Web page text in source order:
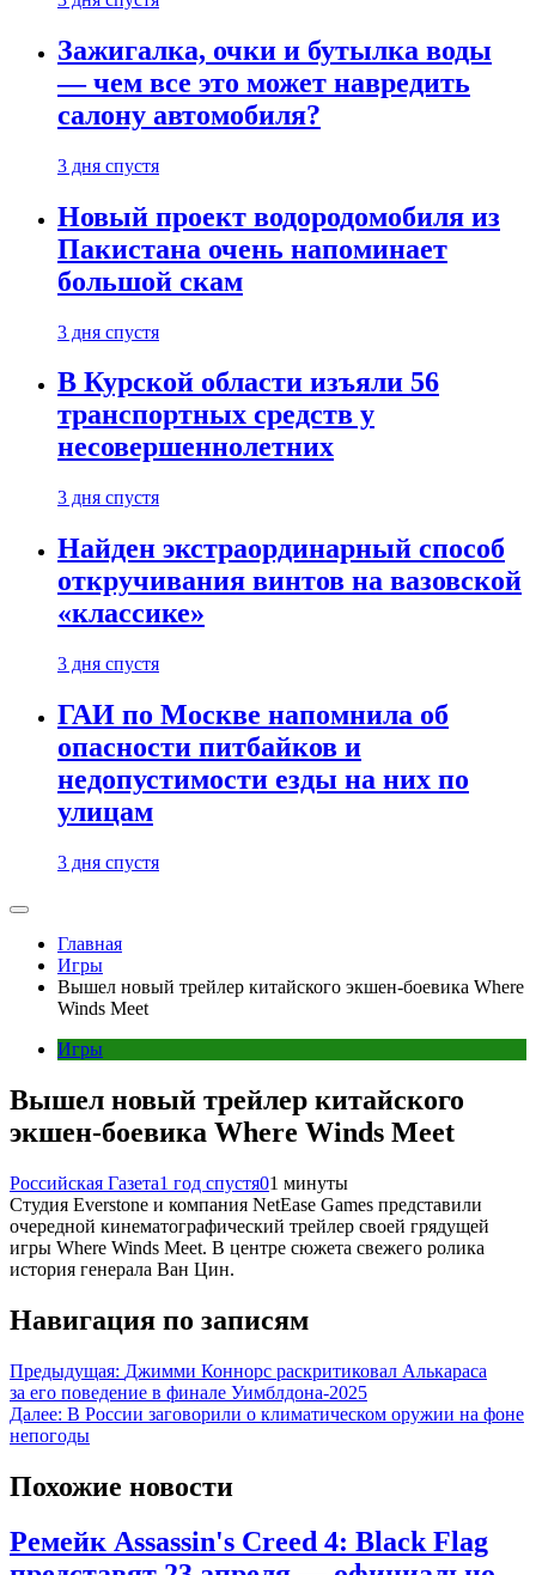
Зажигалка, очки и бутылка воды
— чем все это может навредить
салону автомобиля?
3 дня спустя
Новый проект водородомобиля из
Пакистана очень напоминает
большой скам
3 дня спустя
В Курской области изъяли 56
транспортных средств у
несовершеннолетних
3 дня спустя
Найден экстраординарный способ
откручивания винтов на вазовской
«классике»
3 дня спустя
ГАИ по Москве напомнила об
опасности питбайков и
недопустимости езды на них по
улицам
3 дня спустя
Главная
Игры
Вышел новый трейлер китайского экшен-боевика Where
Winds Meet
Игры
Вышел новый трейлер китайского
экшен-боевика Where Winds Meet
Российская Газета1 год спустя01 минуты
Студия Everstone и компания NetEase Games представили
очередной кинематографический трейлер своей грядущей
игры Where Winds Meet. В центре сюжета свежего ролика
история генерала Ван Цин.
Навигация по записям
Предыдущая: Джимми Коннорс раскритиковал Алькараса
за его поведение в финале Уимблдона-2025
Далее: В России заговорили о климатическом оружии на фоне
непогоды
Похожие новости
Ремейк Assassin's Creed 4: Black Flag